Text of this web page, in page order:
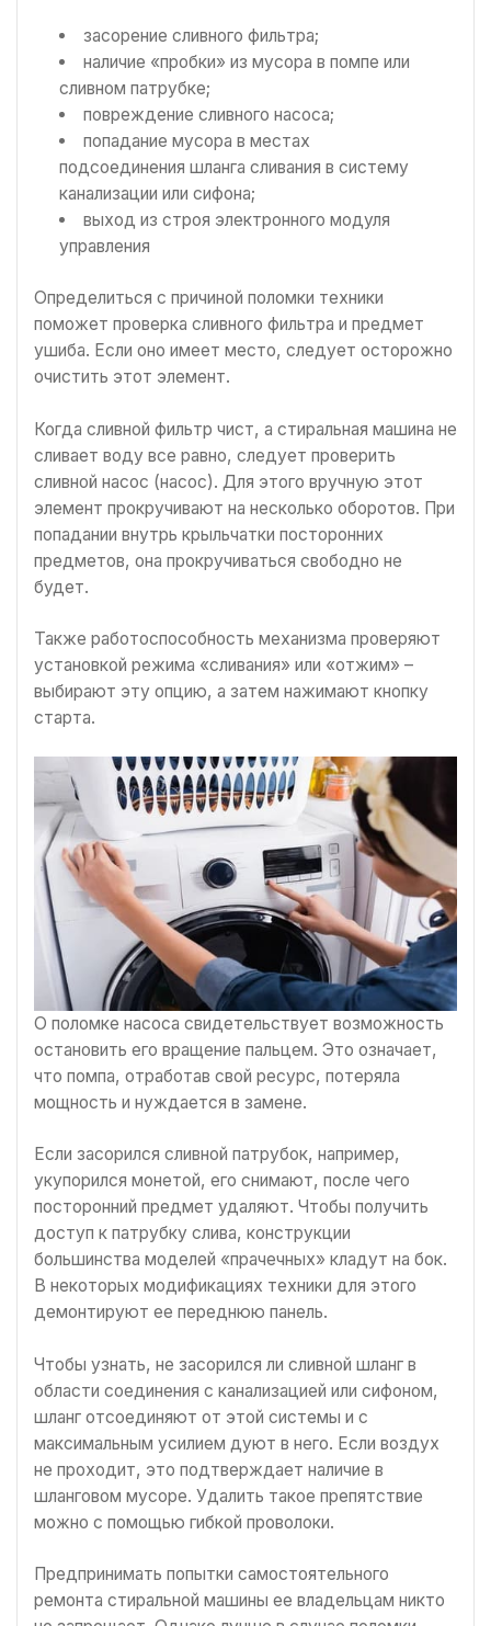
засорение сливного фильтра;
наличие «пробки» из мусора в помпе или
сливном патрубке;
повреждение сливного насоса;
попадание мусора в местах
подсоединения шланга сливания в систему
канализации или сифона;
выход из строя электронного модуля
управления
Определиться с причиной поломки техники
поможет проверка сливного фильтра и предмет
ушиба. Если оно имеет место, следует осторожно
очистить этот элемент.
Когда сливной фильтр чист, а стиральная машина не
сливает воду все равно, следует проверить
сливной насос (насос). Для этого вручную этот
элемент прокручивают на несколько оборотов. При
попадании внутрь крыльчатки посторонних
предметов, она прокручиваться свободно не
будет.
Также работоспособность механизма проверяют
установкой режима «сливания» или «отжим» –
выбирают эту опцию, а затем нажимают кнопку
старта.
О поломке насоса свидетельствует возможность
остановить его вращение пальцем. Это означает,
что помпа, отработав свой ресурс, потеряла
мощность и нуждается в замене.
Если засорился сливной патрубок, например,
укупорился монетой, его снимают, после чего
посторонний предмет удаляют. Чтобы получить
доступ к патрубку слива, конструкции
большинства моделей «прачечных» кладут на бок.
В некоторых модификациях техники для этого
демонтируют ее переднюю панель.
Чтобы узнать, не засорился ли сливной шланг в
области соединения с канализацией или сифоном,
шланг отсоединяют от этой системы и с
максимальным усилием дуют в него. Если воздух
не проходит, это подтверждает наличие в
шланговом мусоре. Удалить такое препятствие
можно с помощью гибкой проволоки.
Предпринимать попытки самостоятельного
ремонта стиральной машины ее владельцам никто